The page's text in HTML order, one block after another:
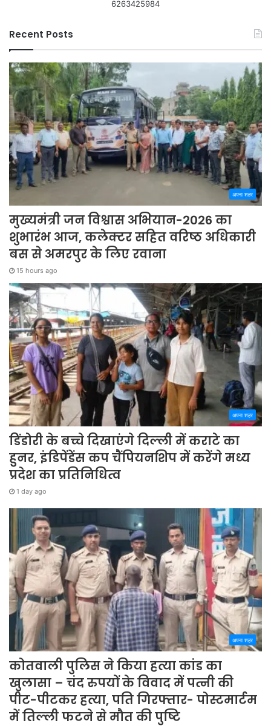
6263425984
Recent Posts
अपना शहर
मुख्यमंत्री जन विश्वास अभियान-2026 का
शुभारंभ आज, कलेक्टर सहित वरिष्ठ अधिकारी
बस से अमरपुर के लिए रवाना
15 hours ago
अपना शहर
डिंडोरी के बच्चे दिखाएंगे दिल्ली में कराटे का
हुनर, इंडिपेंडेंस कप चैंपियनशिप में करेंगे मध्य
प्रदेश का प्रतिनिधित्व
1 day ago
अपना शहर
कोतवाली पुलिस ने किया हत्या कांड का
खुलासा – चंद रुपयों के विवाद में पत्नी की
पीट-पीटकर हत्या, पति गिरफ्तार- पोस्टमार्टम
में तिल्ली फटने से मौत की पुष्टि